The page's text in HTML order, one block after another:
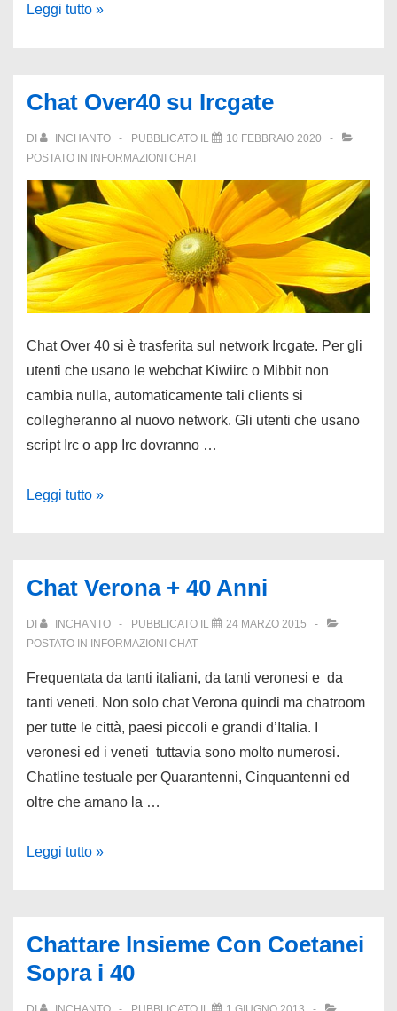
Chatta
Leggi tutto »
Chat Over40 su Ircgate
DI INCHANTO PUBBLICATO IL
10 FEBBRAIO 2020
POSTATO IN
INFORMAZIONI CHAT
Chat Over 40 si è trasferita sul network Ircgate. Per gli
utenti che usano le webchat Kiwiirc o Mibbit non
cambia nulla, automaticamente tali clients si
collegheranno al nuovo network. Gli utenti che usano
script Irc o app Irc dovranno …
Chat
Leggi tutto »
Chat Verona + 40 Anni
DI INCHANTO PUBBLICATO IL
24 MARZO 2015
POSTATO IN
INFORMAZIONI CHAT
Frequentata da tanti italiani, da tanti veronesi e da
tanti veneti. Non solo chat Verona quindi ma chatroom
per tutte le città, paesi piccoli e grandi d’Italia. I
veronesi ed i veneti tuttavia sono molto numerosi.
Chatline testuale per Quarantenni, Cinquantenni ed
oltre che amano la …
Chat
Anni
Leggi tutto »
Chattare Insieme Con Coetanei
Sopra i 40